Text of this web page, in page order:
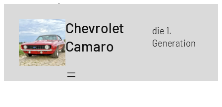
Chevrolet
Camaro
die 1.
Generation